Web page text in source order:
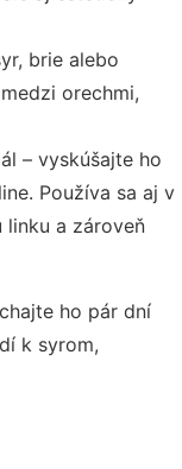
brie alebo
orechmi,
– vyskúšajte ho
Používa sa aj v
linku a zároveň
ho pár dní
k syrom,